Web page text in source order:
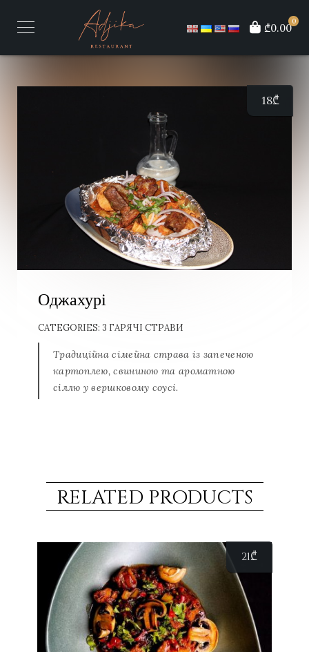
0
₾0.00
Оджахурі
CATEGORIES: 3 ГАРЯЧІ СТРАВИ
Традиційна сімейна страва із запеченою
картоплею, свининою та ароматною
сіллю у вершковому соусі.
18₾
RELATED PRODUCTS
21₾